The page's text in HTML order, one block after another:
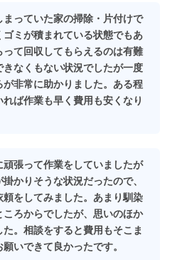
っていた家の掃除・片付けで
ミが積まれている状態でもあ
て回収してもらえるのは有難
なくもない状況でしたが一度
非常に助かりました。ある程
ば作業も早く費用も安くなり
張って作業をしていましたが
かりそうな状況だったので、
をしてみました。あまり馴染
ろからでしたが、思いのほか
。相談をすると費用もそこま
いできて良かったです。